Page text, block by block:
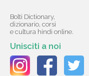
Bolti Dictionary,
dizionario, corsi
e cultura hindi online.
Unisciti a noi